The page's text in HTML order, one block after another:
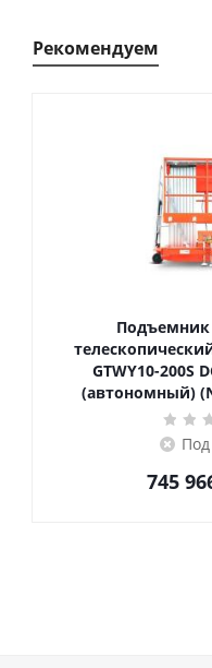
Рекомендуем
телескопический 200 кг
GTWY10-200S
(автономный)
Под
745